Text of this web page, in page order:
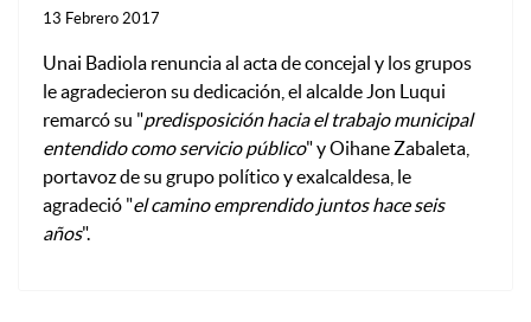
13 Febrero 2017
Unai Badiola renuncia al acta de concejal y los grupos
le agradecieron su dedicación, el alcalde Jon Luqui
remarcó su "predisposición hacia el trabajo municipal
entendido como servicio público" y Oihane Zabaleta,
portavoz de su grupo político y exalcaldesa, le
agradeció "el camino emprendido juntos hace seis
años".